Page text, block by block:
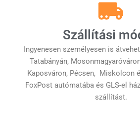
Szállítási
Ingyenesen személyesen is
Tatabányán,
Kaposváron, Pécsen, Miskolcon
FoxPost autómatába és GLS-el
szállítást.